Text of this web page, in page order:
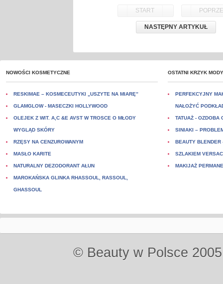
START
NASTĘPNY ARTYKUŁ
NOWOŚCI KOSMETYCZNE
RESKIMAE – KOSMECEUTYKI „USZYTE NA MIARĘ”
GLAMGLOW - MASECZKI HOLLYWOOD
OLEJEK Z WIT. A,C &E AVST W TROSCE O MŁODY
WYGLĄD SKÓRY
RZĘSY NA CENZUROWANYM
MASŁO KARITE
NATURALNY DEZODORANT AŁUN
MAROKAŃSKA GLINKA RHASSOUL, RASSOUL,
GHASSOUL
OSTATNI KRZYK MODY
PERFEKCYJNY
NAŁOŻYĆ
TATUAŻ - OZDOBA
SINIAKI –
BEAUTY
SZLAKIEM
MAKIJAŻ
© Beauty w Polsce